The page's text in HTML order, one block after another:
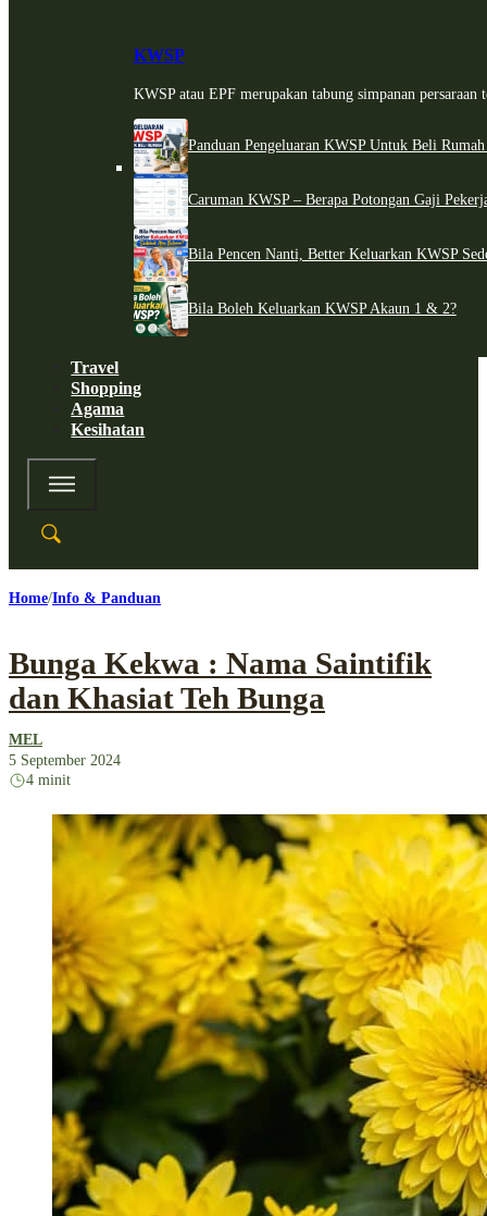
KWSP
KWSP atau EPF merupakan tabung simpanan persaraan
Panduan Pengeluaran KWSP Untuk Beli
Caruman KWSP – Berapa Potongan Gaji
Bila Pencen Nanti, Better Keluarkan KWSP
Bila Boleh Keluarkan KWSP Akaun 1 & 2?
Travel
Shopping
Agama
Kesihatan
Home Info & Panduan
Bunga Kekwa : Nama Saintifik
dan Khasiat Teh Bunga
MEL
5 September 2024
4 minit